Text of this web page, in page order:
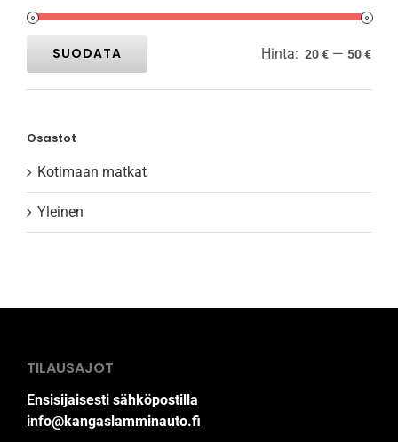
Minimihinta
Maksimihinta
SUODATA Hinta: 20 € — 50 €
Osastot
Kotimaan matkat
Yleinen
TILAUSAJOT
Ensisijaisesti sähköpostilla
info@kangaslamminauto.fi